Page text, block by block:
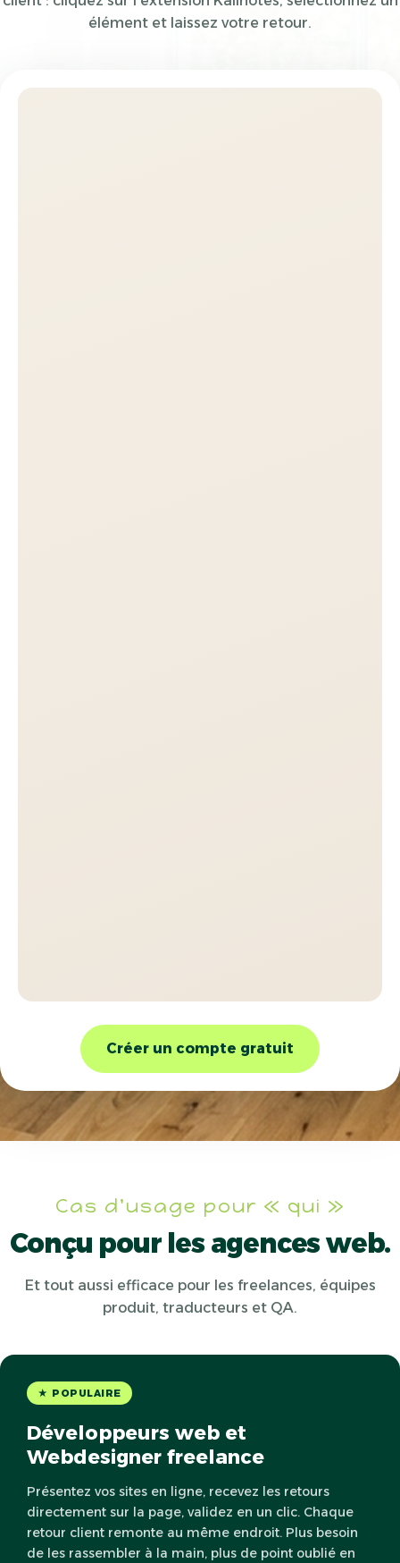
élément et laissez votre retour.
Créer un compte gratuit
Cas d'usage pour « qui »
Conçu pour les agences web.
Et tout aussi efficace pour les freelances, équipes
produit, traducteurs et QA.
★ POPULAIRE
Développeurs web et
Webdesigner freelance
Présentez vos sites en ligne, recevez les retours
directement sur la page, validez en un clic. Chaque
retour client remonte au même endroit. Plus besoin
de les rassembler à la main, plus de point oublié en